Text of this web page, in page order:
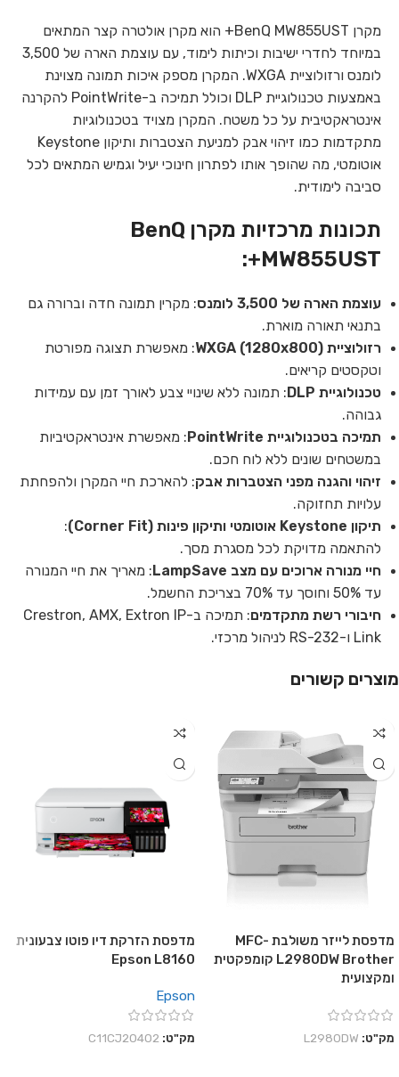
מקרן BenQ MW855UST+ הוא מקרן אולטרה קצר המתאים
במיוחד לחדרי ישיבות וכיתות לימוד, עם עוצמת הארה של 3,500
לומנס ורזולוציית WXGA. המקרן מספק איכות תמונה מצוינת
באמצעות טכנולוגיית DLP וכולל תמיכה ב-PointWrite להקרנה
אינטראקטיבית על כל משטח. המקרן מצויד בטכנולוגיות
מתקדמות כמו זיהוי אבק למניעת הצטברות ותיקון Keystone
אוטומטי, מה שהופך אותו לפתרון חינוכי יעיל וגמיש המתאים לכל
סביבה לימודית.
תכונות מרכזיות מקרן BenQ
MW855UST+:
עוצמת הארה של 3,500 לומנס
: מקרין תמונה חדה וברורה גם
בתנאי תאורה מוארת.
רזולוציית WXGA (1280x800)
: מאפשרת תצוגה מפורטת
וטקסטים קריאים.
טכנולוגיית DLP
: תמונה ללא שינויי צבע לאורך זמן עם עמידות
גבוהה.
תמיכה בטכנולוגיית PointWrite
: מאפשרת אינטראקטיביות
במשטחים שונים ללא לוח חכם.
זיהוי והגנה מפני הצטברות אבק: להארכת חיי המקרן ולהפחתת
עלויות תחזוקה.
תיקון Keystone אוטומטי ותיקון פינות (Corner Fit)
:
להתאמה מדויקת לכל מסגרת מסך.
חיי מנורה ארוכים עם מצב LampSave
: מאריך את חיי המנורה
עד 50% וחוסך עד 70% בצריכת החשמל.
חיבורי רשת מתקדמים
: תמיכה ב-Crestron, AMX, Extron IP
Link ו-RS-232 לניהול מרכזי.
מוצרים קשורים
מדפסת לייזר משולבת MFC-
L2980DW Brother קומפקטית
ומקצועית
מק"ט: L2980DW
מדפסת הזרקת דיו פוטו צבעונית
Epson L8160
Epson
מק"ט: C11CJ20402